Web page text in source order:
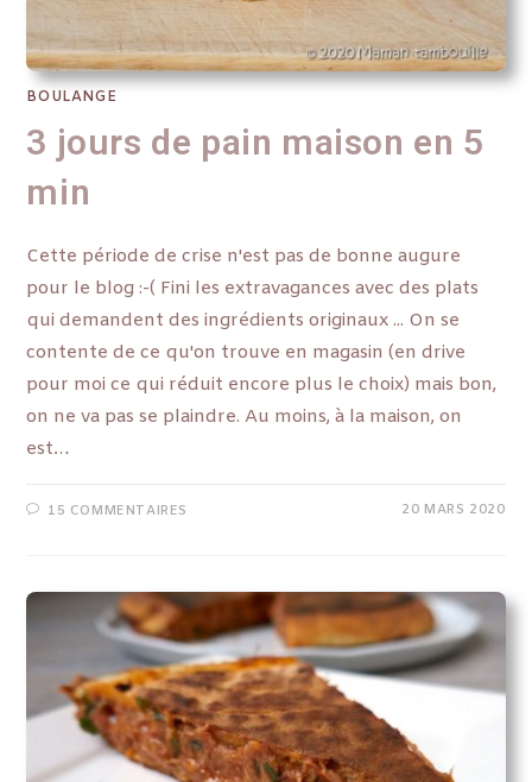
BOULANGE
3 jours de pain maison en 5
min
Cette période de crise n'est pas de bonne augure
pour le blog :-( Fini les extravagances avec des plats
qui demandent des ingrédients originaux ... On se
contente de ce qu'on trouve en magasin (en drive
pour moi ce qui réduit encore plus le choix) mais bon,
on ne va pas se plaindre. Au moins, à la maison, on
est…
15 COMMENTAIRES 20 MARS 2020